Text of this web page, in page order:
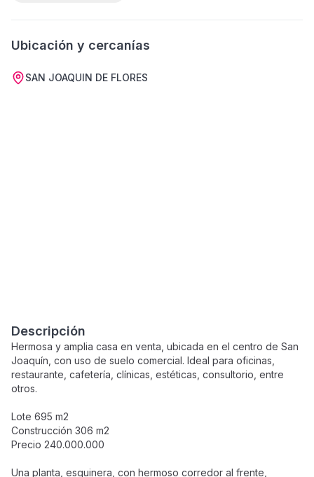
Ubicación y cercanías
SAN JOAQUIN DE FLORES
Descripción
Hermosa y amplia casa en venta, ubicada en el centro de San
Joaquín, con uso de suelo comercial. Ideal para oficinas,
restaurante, cafetería, clínicas, estéticas, consultorio, entre
otros.
Lote 695 m2
Construcción 306 m2
Precio 240.000.000
Una planta, esquinera, con hermoso corredor al frente,